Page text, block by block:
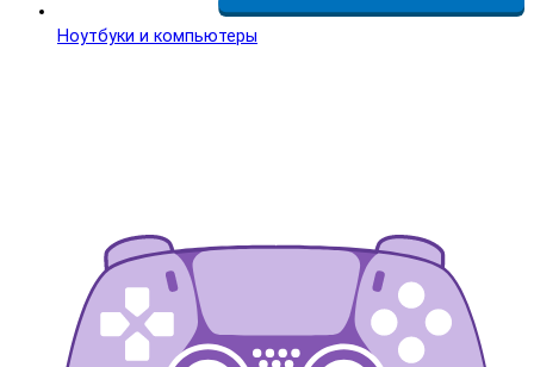
Ноутбуки и компьютеры